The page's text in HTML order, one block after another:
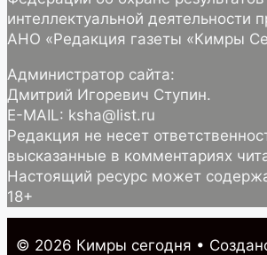
интеллектуальной деятельности
АНО «Редакция газеты «Кимры
Администратор сайта:
Дмитрий Игоревич Ступин.
E-MAIL: ksha@list.ru
Редакция не несет
высказанные в комментариях
Настоящий ресурс может
18+
© 2026 Кимры cегодня •